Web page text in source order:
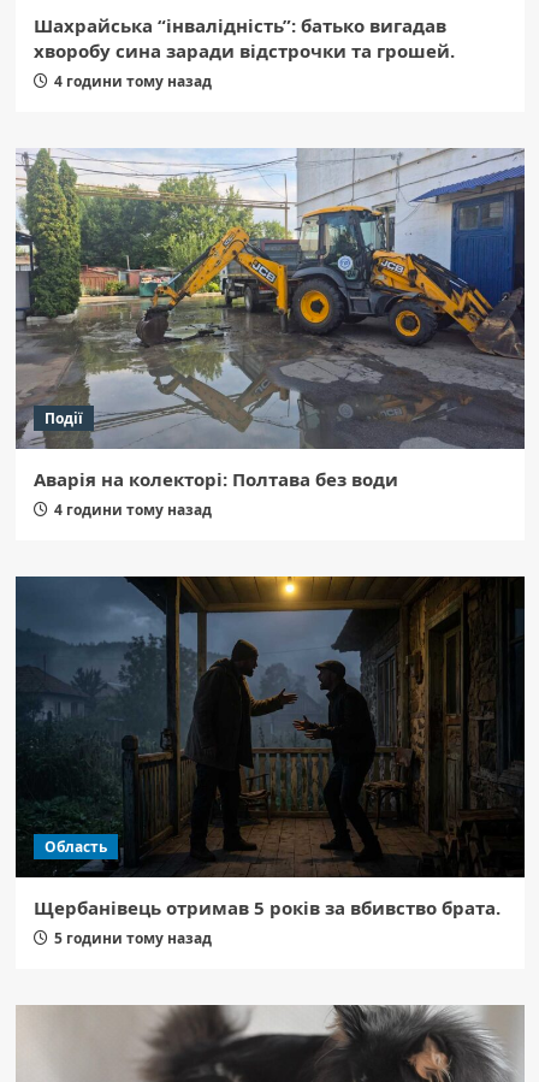
Шахрайська “інвалідність”: батько вигадав
хворобу сина заради відстрочки та грошей.
4 години тому назад
Події
Аварія на колекторі: Полтава без води
4 години тому назад
Область
Щербанівець отримав 5 років за вбивство брата.
5 години тому назад